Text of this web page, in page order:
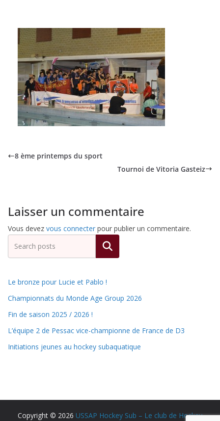
8 ème printemps du sport
Tournoi de Vitoria Gasteiz
Laisser un commentaire
Vous devez vous connecter pour publier un commentaire.
Rechercher
Le bronze pour Lucie et Pablo !
Championnats du Monde Age Group 2026
Fin de saison 2025 / 2026 !
L’équipe 2 de Pessac vice-championne de France de D3
Initiations jeunes au hockey subaquatique
Copyright © 2026 USSAP Hockey Sub – Le club de Hockey